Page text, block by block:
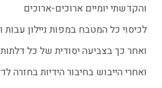
והקדשתי יומיים ארוכים-ארוכים
לכיסוי כל המטבח במפות ניילון עבות
ואחר כך בצביעה יסודית של כל דלתות
ואחרי הייבוש בחיבור הידיות בחזרה